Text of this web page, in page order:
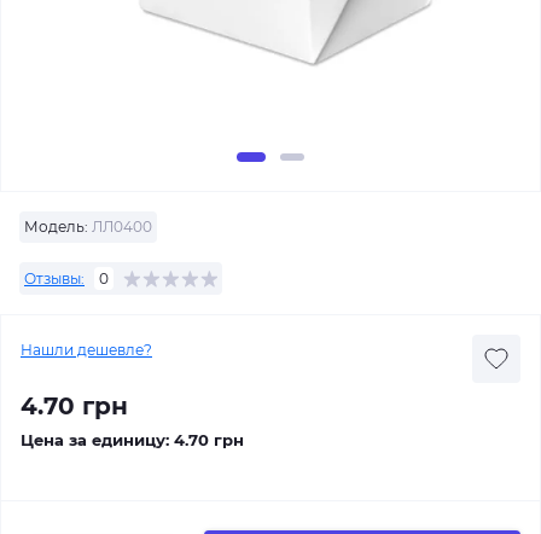
Модель: ЛЛ0400
Отзывы: 0
Нашли дешевле?
4.70 грн
Цена за единицу: 4.70 грн